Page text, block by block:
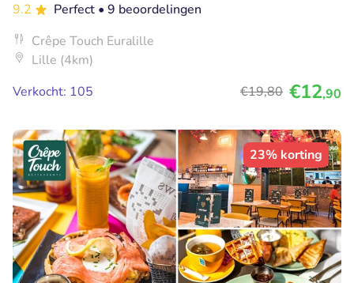
9.2
Perfect • 9 beoordelingen
Crêpe Touch Euralille
Lille (4km)
Verkocht: 105
€19,80 €12,90
23% korting